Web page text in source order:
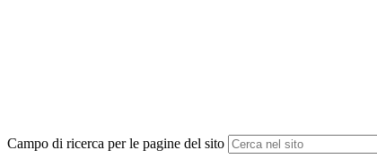
Campo di ricerca per le pagine del sito